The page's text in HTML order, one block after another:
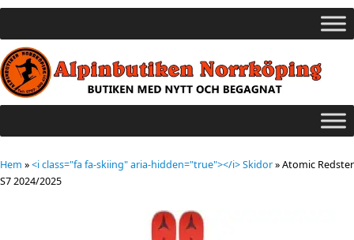
Hem »<i class="fa fa-skiing" aria-hidden="true"></i> Skidor»Atomic Redster
S7 2024/2025